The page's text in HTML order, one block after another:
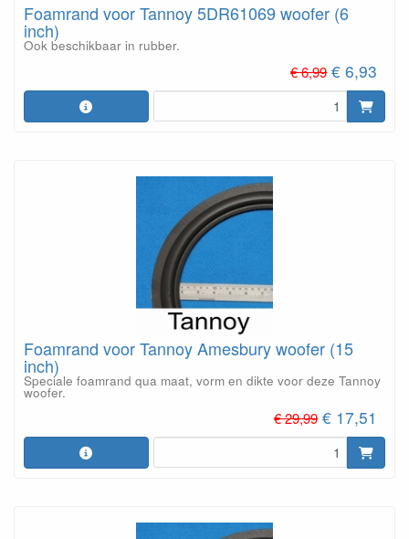
Foamrand voor Tannoy 5DR61069 woofer (6
inch)
Ook beschikbaar in rubber.
€ 6,99 € 6,93
Foamrand voor Tannoy Amesbury woofer (15
inch)
Speciale foamrand qua maat, vorm en dikte voor deze Tannoy
woofer.
€ 29,99 € 17,51